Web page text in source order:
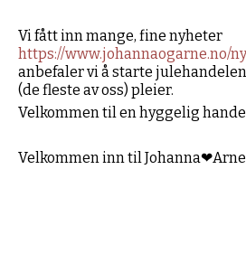
Vi fått inn mange, fine nyheter
https://www.johannaogarne.no/
anbefaler vi å starte
(de fleste av oss) pleier.
Velkommen til en hyggelig
Velkommen inn til Johanna❤Arne